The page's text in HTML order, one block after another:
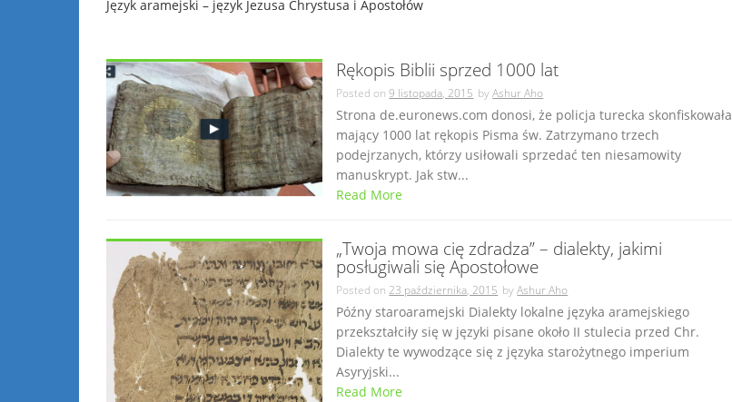
Język aramejski – język Jezusa Chrystusa i Apostołów
Rękopis Biblii sprzed 1000 lat
Posted on9 listopada, 2015 byAshur Aho
Strona de.euronews.com donosi, że policja turecka skonfiskowała
mający 1000 lat rękopis Pisma św. Zatrzymano trzech
podejrzanych, którzy usiłowali sprzedać ten niesamowity
manuskrypt. Jak stw...
Read More
„Twoja mowa cię zdradza” – dialekty, jakimi
posługiwali się Apostołowe
Posted on23 października, 2015 byAshur Aho
Późny staroaramejski Dialekty lokalne języka aramejskiego
przekształciły się w języki pisane około II stulecia przed Chr.
Dialekty te wywodzące się z języka starożytnego imperium
Asyryjski...
Read More